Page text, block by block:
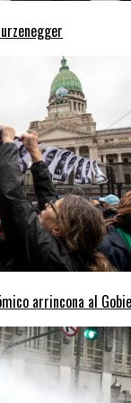
arrincona al